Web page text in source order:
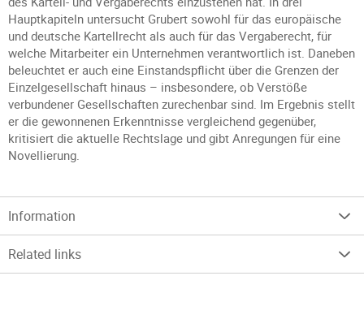
Hauptkapiteln untersucht Grubert sowohl für das europäische
und deutsche Kartellrecht als auch für das Vergaberecht, für
welche Mitarbeiter ein Unternehmen verantwortlich ist. Daneben
beleuchtet er auch eine Einstandspflicht über die Grenzen der
Einzelgesellschaft hinaus – insbesondere, ob Verstöße
verbundener Gesellschaften zurechenbar sind. Im Ergebnis stellt
er die gewonnenen Erkenntnisse vergleichend gegenüber,
kritisiert die aktuelle Rechtslage und gibt Anregungen für eine
Novellierung.
Information
Related links